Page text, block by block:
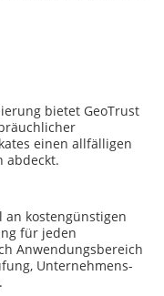
bietet GeoTrust
einen allfälligen
abdeckt.
an kostengünstigen
für jeden
Anwendungsbereich
Unternehmens-